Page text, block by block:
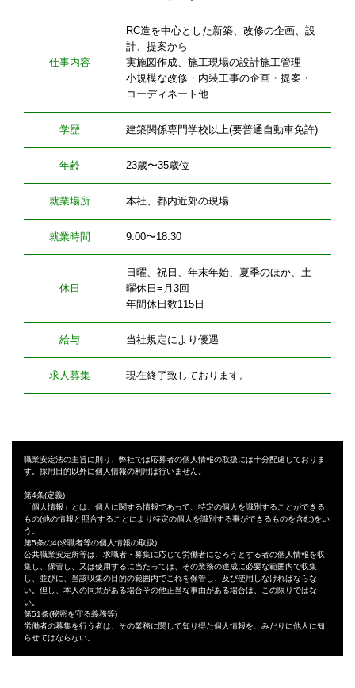
仕事内容
RC造を中心とした新築、改修の企画、設
計、提案から
実施図作成、施工現場の設計施工管理
小規模な改修・内装工事の企画・提案・
コーディネート他
学歴 建築関係専門学校以上(要普通自動車免許)
年齢 23歳〜35歳位
就業場所 本社、都内近郊の現場
就業時間 9:00〜18:30
休日
日曜、祝日、年末年始、夏季のほか、土
曜休日=月3回
年間休日数115日
給与 当社規定により優遇
求人募集 現在終了致しております。
職業安定法の主旨に則り、弊社では応募者の個人情報の取扱には十分配慮しておりま
す。採用目的以外に個人情報の利用は行いません。
第4条(定義)
「個人情報」とは、個人に関する情報であって、特定の個人を識別することができる
もの(他の情報と照合することにより特定の個人を識別する事ができるものを含む)をい
う。
第5条の4(求職者等の個人情報の取扱)
公共職業安定所等は、求職者・募集に応じて労働者になろうとする者の個人情報を収
集し、保管し、又は使用するに当たっては、その業務の達成に必要な範囲内で収集
し、並びに、当該収集の目的の範囲内でこれを保管し、及び使用しなければならな
い。但し、本人の同意がある場合その他正当な事由がある場合は、この限りではな
い。
第51条(秘密を守る義務等)
労働者の募集を行う者は、その業務に関して知り得た個人情報を、みだりに他人に知
らせてはならない。